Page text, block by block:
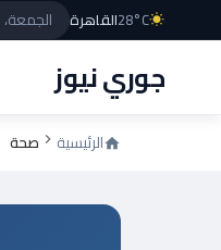
الجمعة، 7 أغسطس 2026 28°Cالقاهرة
جوري نيوز
الرئيسية صحة